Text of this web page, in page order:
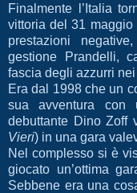
Finalmente l’Italia
vittoria del 31
prestazioni
gestione Prandelli,
fascia degli azzurri
Era dal 1998 che un
sua avventura con
debuttante Dino Zoff
Vieri) in una gara
Nel complesso si è
giocato un’ottima
Sebbene era una